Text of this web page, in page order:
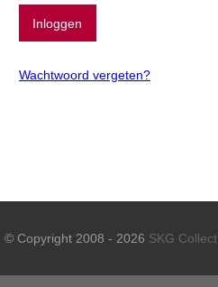
Wachtwoord vergeten?
© Copyright 2008 - 2026 SKG Collect